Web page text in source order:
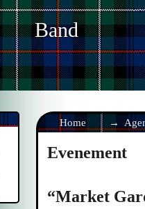
Band
Home
Evenement
Market